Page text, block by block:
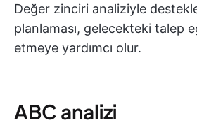
Değer zinciri analiziyle
planlaması, gelecekteki talep
etmeye yardımcı olur.
ABC analizi